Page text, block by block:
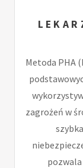
Metoda PHA
zagrożeń w
pozwala